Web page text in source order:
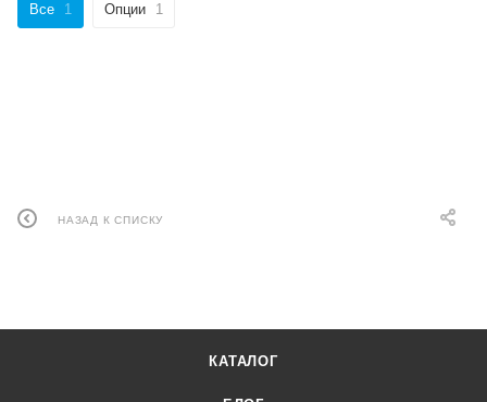
Все 1 Опции 1
НАЗАД К СПИСКУ
КАТАЛОГ